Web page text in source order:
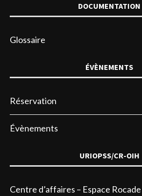
DOCUMENTATION
Glossaire
ÉVÈNEMENTS
Réservation
Évènements
URIOPSS/CR-OIH
Centre d’affaires – Espace